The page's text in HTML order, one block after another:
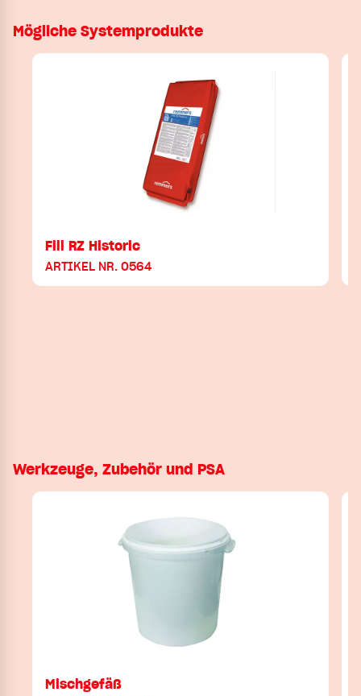
Mögliche Systemprodukte
Fill RZ Historic
ARTIKEL NR. 0564
Werkzeuge, Zubehör und PSA
Mischgefäß